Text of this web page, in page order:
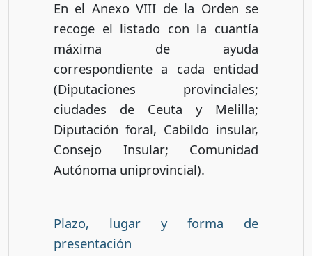
En el Anexo VIII de la Orden se
recoge el listado con la cuantía
máxima de ayuda
correspondiente a cada entidad
(Diputaciones provinciales;
ciudades de Ceuta y Melilla;
Diputación foral, Cabildo insular,
Consejo Insular; Comunidad
Autónoma uniprovincial).
Plazo, lugar y forma de
presentación